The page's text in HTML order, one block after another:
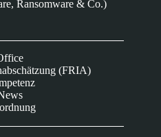
Ransomware & Co.)
(FRIA)